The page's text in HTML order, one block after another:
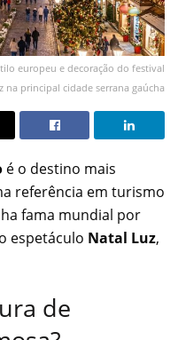
europeu e decoração do festival
na principal cidade serrana gaúcha
é o destino mais
referência em turismo
fama mundial por
espetáculo Natal Luz,
de